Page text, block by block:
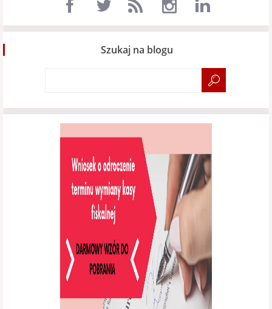
Szukaj na blogu